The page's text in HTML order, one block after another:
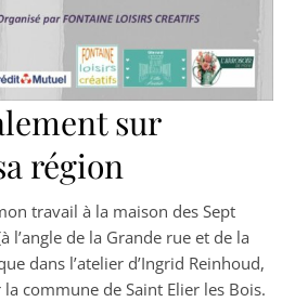
sur
région
travail à la maison des Sept
l’angle de la Grande rue et de la
dans l’atelier d’Ingrid Reinhoud,
commune de Saint Elier les Bois.